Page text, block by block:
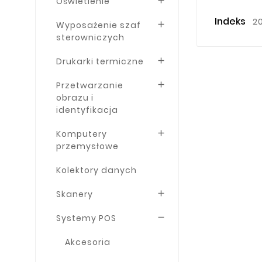
Wyposażenie szaf
sterowniczych

Drukarki termiczne 
Przetwarzanie
obrazu i
identyfikacja

Komputery
przemysłowe

Kolektory danych
Skanery 
Systemy POS 
Akcesoria
Indeks